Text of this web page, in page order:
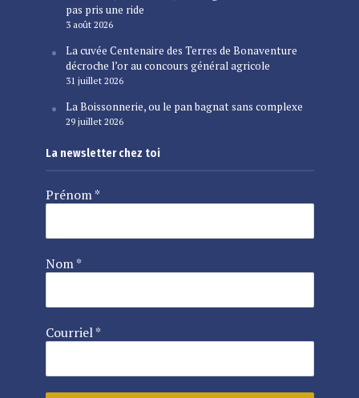
pas pris une ride
3 août 2026
La cuvée Centenaire des Terres de Bonaventure
décroche l’or au concours général agricole
31 juillet 2026
La Boissonnerie, ou le pan bagnat sans complexe
29 juillet 2026
La newsletter chez toi
Prénom*
Nom*
Courriel*